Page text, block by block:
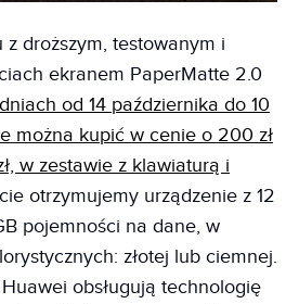
droższym, testowanym i
ekranem PaperMatte 2.0
od 14 października do 10
można kupić w cenie o 200 zł
w zestawie z klawiaturą i
otrzymujemy urządzenie z 12
pojemności na dane, w
złotej lub ciemnej.
obsługują technologię